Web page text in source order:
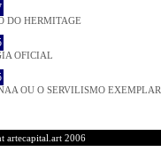
DO HERMITAGE
OFICIAL
OU O SERVILISMO EXEMPLAR
artecapital.art 2006